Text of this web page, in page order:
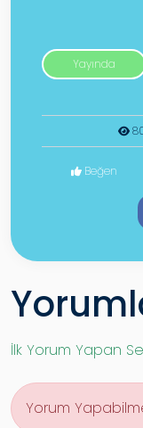
Yayında
Beğen
İlk Yorum Yapan
Yorum